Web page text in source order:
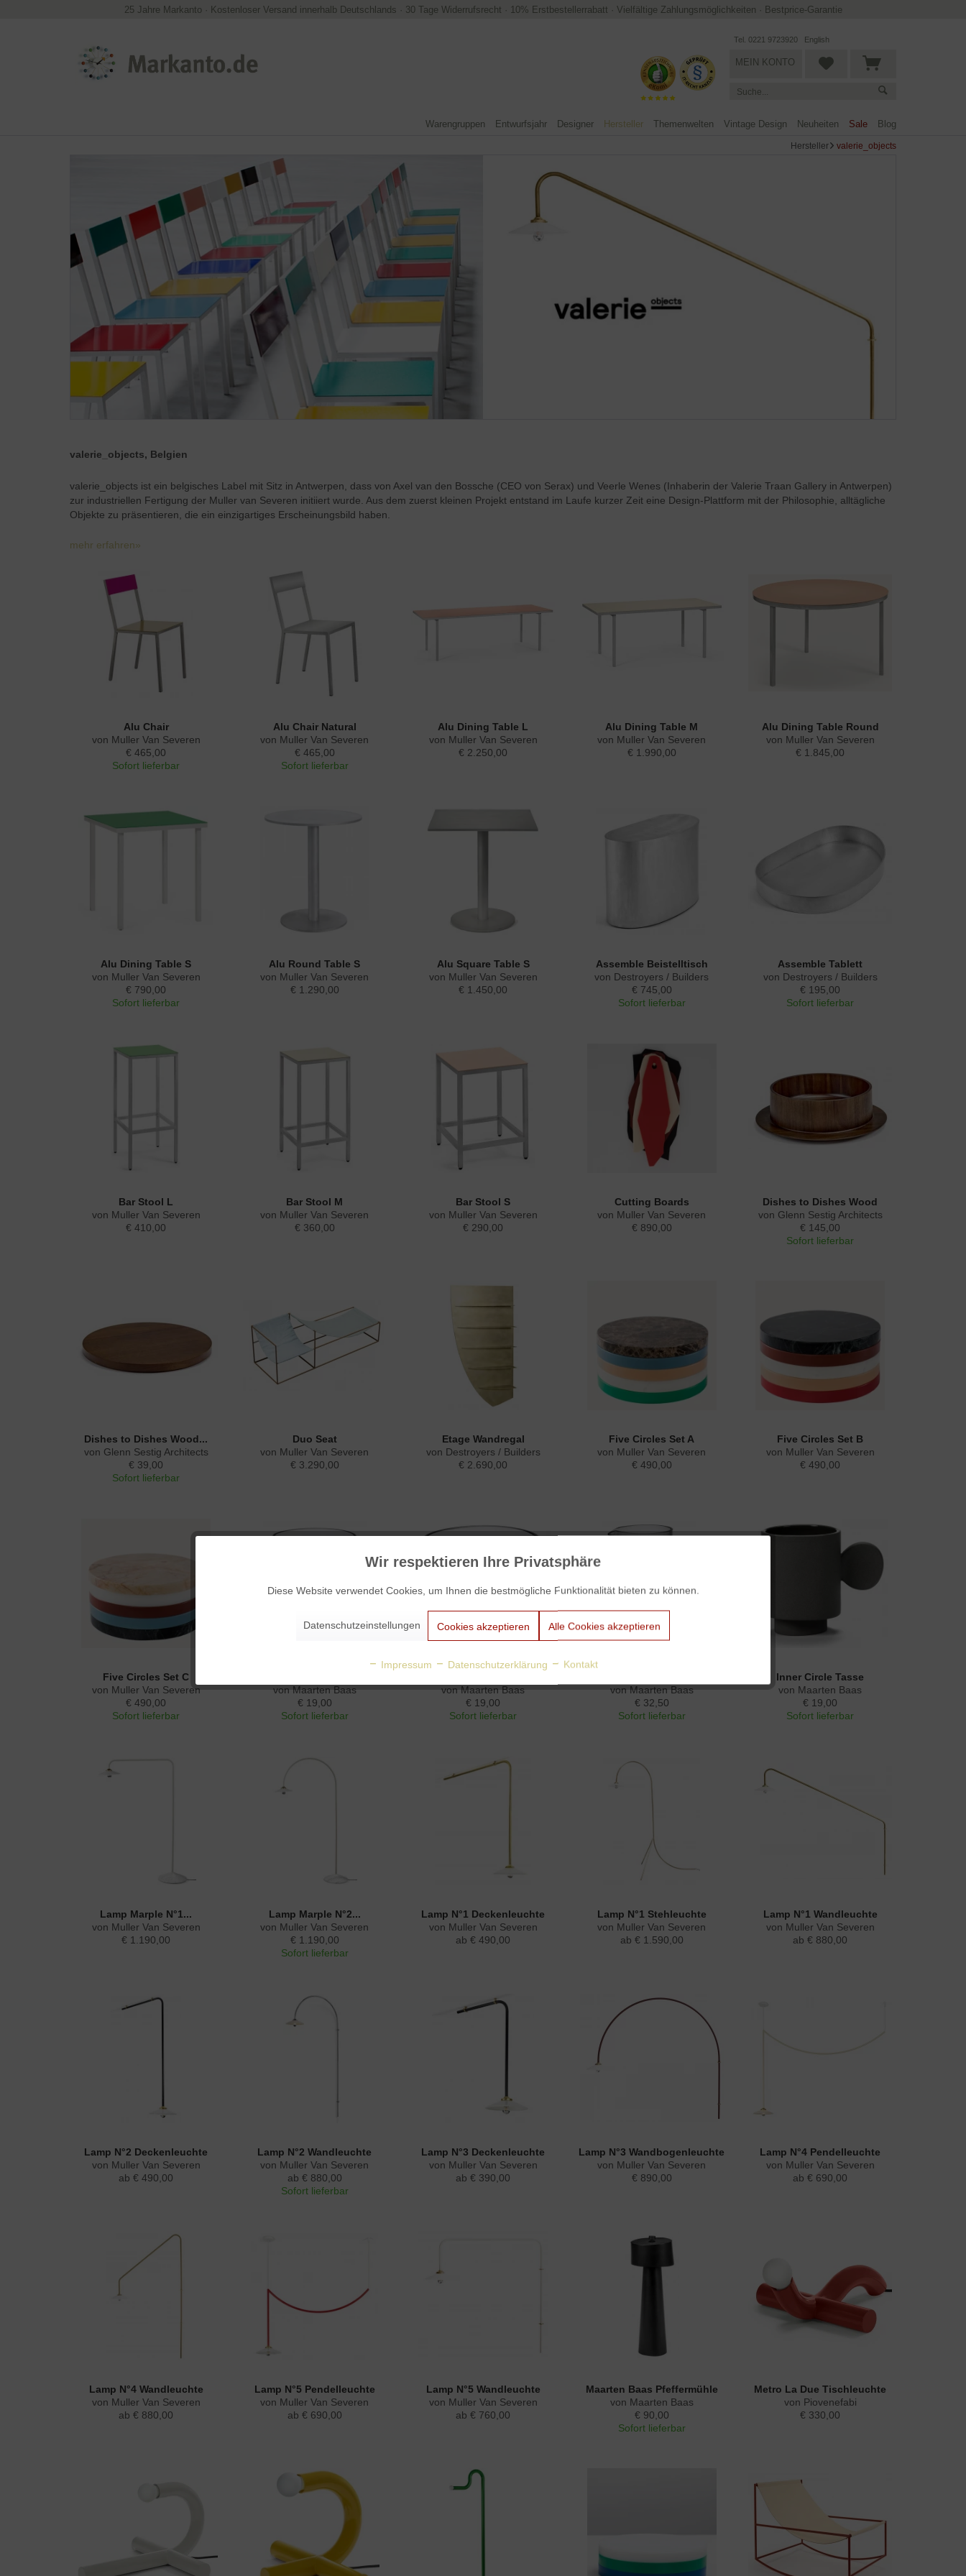
25 Jahre Markanto · Kostenloser Versand innerhalb Deutschlands · 30 Tage Widerrufsrecht · 10% Erstbestellerrabatt · Vielfältige Zahlungsmöglichkeiten · Bestprice-Garantie
Tel. 0221 9723920 English
MEIN KONTO
Warengruppen Entwurfsjahr Designer Hersteller Themenwelten Vintage Design Neuheiten Sale Blog
Hersteller valerie_objects
valerie_objects, Belgien
valerie_objects ist ein belgisches Label mit Sitz in Antwerpen, dass von Axel van den Bossche (CEO von Serax) und Veerle Wenes (Inhaberin der Valerie Traan Gallery in Antwerpen)
zur industriellen Fertigung der Muller van Severen initiiert wurde. Aus dem zuerst kleinen Projekt entstand im Laufe kurzer Zeit eine Design-Plattform mit der Philosophie, alltägliche
Objekte zu präsentieren, die ein einzigartiges Erscheinungsbild haben.
mehr erfahren»
Alu Chair
von Muller Van Severen
€ 465,00
Sofort lieferbar
Alu Chair Natural
von Muller Van Severen
€ 465,00
Sofort lieferbar
Alu Dining Table L
von Muller Van Severen
€ 2.250,00
Alu Dining Table M
von Muller Van Severen
€ 1.990,00
Alu Dining Table Round
von Muller Van Severen
€ 1.845,00
Alu Dining Table S
von Muller Van Severen
€ 790,00
Sofort lieferbar
Alu Round Table S
von Muller Van Severen
€ 1.290,00
Alu Square Table S
von Muller Van Severen
€ 1.450,00
Assemble Beistelltisch
von Destroyers / Builders
€ 745,00
Sofort lieferbar
Assemble Tablett
von Destroyers / Builders
€ 195,00
Sofort lieferbar
Bar Stool L
von Muller Van Severen
€ 410,00
Bar Stool M
von Muller Van Severen
€ 360,00
Bar Stool S
von Muller Van Severen
€ 290,00
Cutting Boards
von Muller Van Severen
€ 890,00
Dishes to Dishes Wood
von Glenn Sestig Architects
€ 145,00
Sofort lieferbar
Dishes to Dishes Wood...
von Glenn Sestig Architects
€ 39,00
Sofort lieferbar
Duo Seat
von Muller Van Severen
€ 3.290,00
Etage Wandregal
von Destroyers / Builders
€ 2.690,00
Five Circles Set A
von Muller Van Severen
€ 490,00
Five Circles Set B
von Muller Van Severen
€ 490,00
Five Circles Set C
von Muller Van Severen
€ 490,00
Sofort lieferbar
von Maarten Baas
€ 19,00
Sofort lieferbar
von Maarten Baas
€ 19,00
Sofort lieferbar
von Maarten Baas
€ 32,50
Sofort lieferbar
Inner Circle Tasse
von Maarten Baas
€ 19,00
Sofort lieferbar
Lamp Marple N°1...
von Muller Van Severen
€ 1.190,00
Lamp Marple N°2...
von Muller Van Severen
€ 1.190,00
Sofort lieferbar
Lamp N°1 Deckenleuchte
von Muller Van Severen
ab € 490,00
Lamp N°1 Stehleuchte
von Muller Van Severen
ab € 1.590,00
Lamp N°1 Wandleuchte
von Muller Van Severen
ab € 880,00
Lamp N°2 Deckenleuchte
von Muller Van Severen
ab € 490,00
Lamp N°2 Wandleuchte
von Muller Van Severen
ab € 880,00
Sofort lieferbar
Lamp N°3 Deckenleuchte
von Muller Van Severen
ab € 390,00
Lamp N°3 Wandbogenleuchte
von Muller Van Severen
€ 890,00
Lamp N°4 Pendelleuchte
von Muller Van Severen
ab € 690,00
Lamp N°4 Wandleuchte
von Muller Van Severen
ab € 880,00
Lamp N°5 Pendelleuchte
von Muller Van Severen
ab € 690,00
Lamp N°5 Wandleuchte
von Muller Van Severen
ab € 760,00
Maarten Baas Pfeffermühle
von Maarten Baas
€ 90,00
Sofort lieferbar
Metro La Due Tischleuchte
von Piovenefabi
€ 330,00
Personalisierung Aktiv
Wir respektieren Ihre Privatsphäre
Diese Website verwendet Cookies, um Ihnen die bestmögliche Funktionalität bieten zu können.
Datenschutzeinstellungen Cookies akzeptieren Alle Cookies akzeptieren
Impressum Datenschutzerklärung Kontakt